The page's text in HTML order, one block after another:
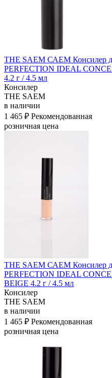
THE SAEM САЕМ Консилер
PERFECTION IDEAL
4.2 г / 4.5 мл
Консилер
THE SAEM
в наличии
1 465 ₽ Рекомендованная
розничная цена
THE SAEM САЕМ Консилер
PERFECTION IDEAL
BEIGE 4.2 г / 4.5 мл
Консилер
THE SAEM
в наличии
1 465 ₽ Рекомендованная
розничная цена